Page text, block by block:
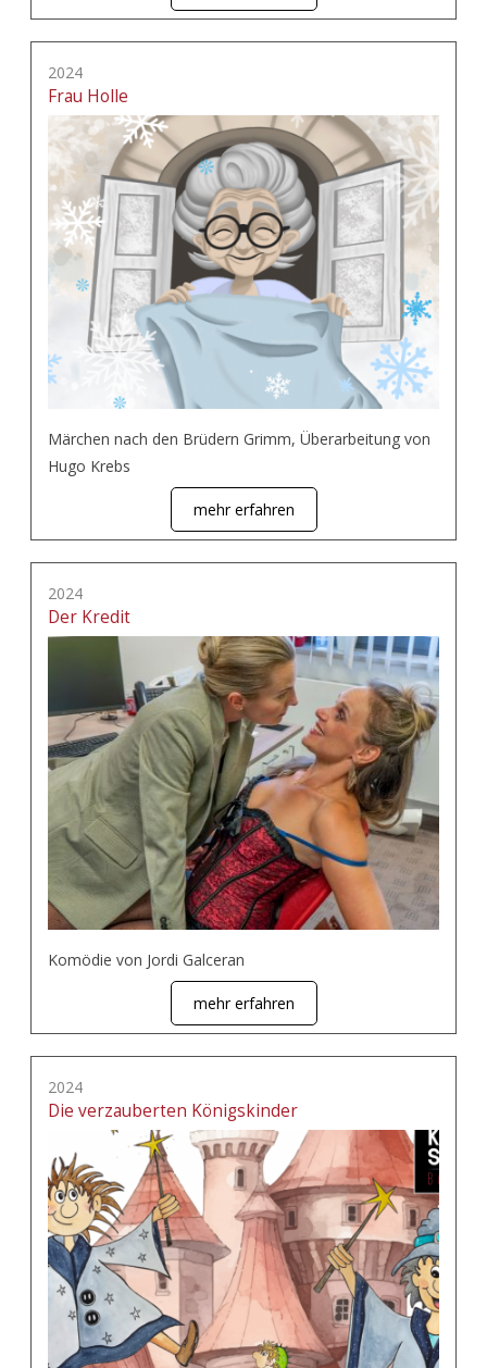
2024
Frau Holle
Märchen nach den Brüdern Grimm, Überarbeitung von
Hugo Krebs
mehr erfahren
2024
Der Kredit
Komödie von Jordi Galceran
mehr erfahren
2024
Die verzauberten Königskinder